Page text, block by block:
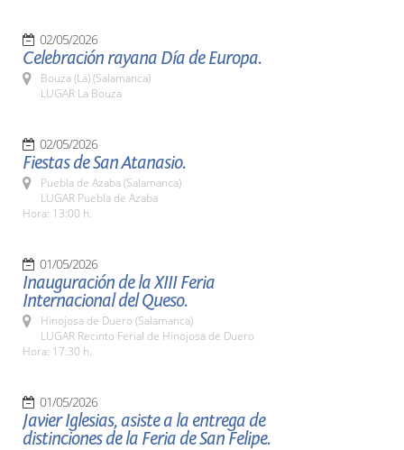
02/05/2026
Celebración rayana Día de Europa.
Bouza (La) (Salamanca)
LUGAR La Bouza
02/05/2026
Fiestas de San Atanasio.
Puebla de Azaba (Salamanca)
LUGAR Puebla de Azaba
Hora: 13:00 h.
01/05/2026
Inauguración de la XIII Feria
Internacional del Queso.
Hinojosa de Duero (Salamanca)
LUGAR Recinto Ferial de Hinojosa de Duero
Hora: 17:30 h.
01/05/2026
Javier Iglesias, asiste a la entrega de
distinciones de la Feria de San Felipe.